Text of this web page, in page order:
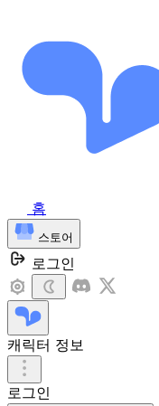
홈
스토어
로그인
캐릭터 정보
로그인